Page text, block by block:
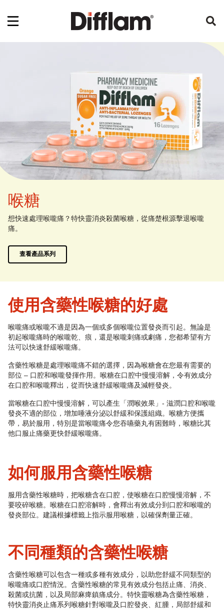
喉糖
想快速處理喉嚨痛？特快靈消炎殺菌喉糖，從痛楚根源擊退喉嚨
痛。
查看產品系列
使用含藥性喉糖的好處
喉嚨痛或喉嚨不適是因為一個或多個喉嚨位置發炎而引起。無論是
初起喉嚨痛時的喉嚨乾、痕，還是喉嚨刺痛或劇痛，您都希望有方
法可以快速舒緩喉嚨痛。
含藥性喉糖是處理喉嚨痛不錯的選擇，因為喉糖會在您最有需要的
部位 – 口腔和喉嚨發揮作用。喉糖在口腔中慢慢溶解，令有效成分
在口腔和喉嚨釋出，從而快速舒緩喉嚨痛及減輕發炎。
當喉糖在口腔中慢慢溶解，可以產生「潤喉效果」- 滋潤口腔和喉嚨
發炎不適的部位，增加唾液分泌以舒緩和保護組織。喉糖方便攜
帶，易於服用，特別是當喉嚨痛令您吞嚥藥丸有困難時，喉糖比其
他口服止痛藥更快舒緩喉嚨痛。
如何服用含藥性喉糖
服用含藥性喉糖時，把喉糖含在口腔，使喉糖在口腔慢慢溶解，不
要咬碎喉糖。喉糖在口腔溶解時，會釋出有效成分到口腔和喉嚨的
發炎部位。建議根據標籤上指示服用喉糖，以確保劑量正確。
不同種類的含藥性喉糖
含藥性喉糖可以包含一種或多種有效成分，以助您舒緩不同類型的
喉嚨痛或口腔情況。含藥性喉糖的常見有效成分包括止痛、消炎、
殺菌或抗菌，以及局部麻痺鎮痛成分。 特快靈喉糖為含藥性喉糖，
特快靈消炎止痛系列喉糖針對喉嚨及口腔發炎、紅腫，局部舒緩和